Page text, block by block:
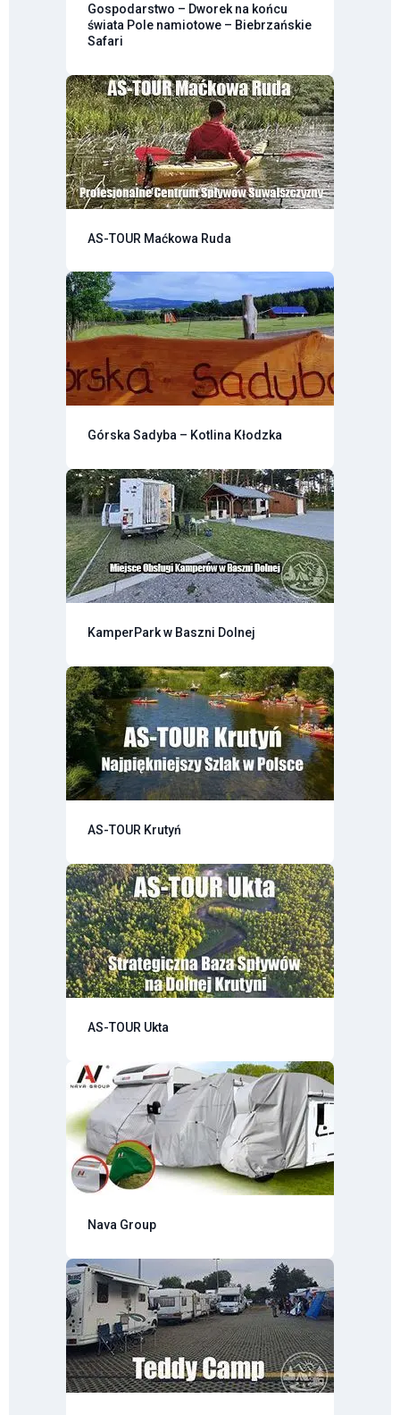
Gospodarstwo – Dworek na końcu
świata Pole namiotowe – Biebrzańskie
Safari
AS-TOUR Maćkowa Ruda
Górska Sadyba – Kotlina Kłodzka
KamperPark w Baszni Dolnej
AS-TOUR Krutyń
AS-TOUR Ukta
Nava Group